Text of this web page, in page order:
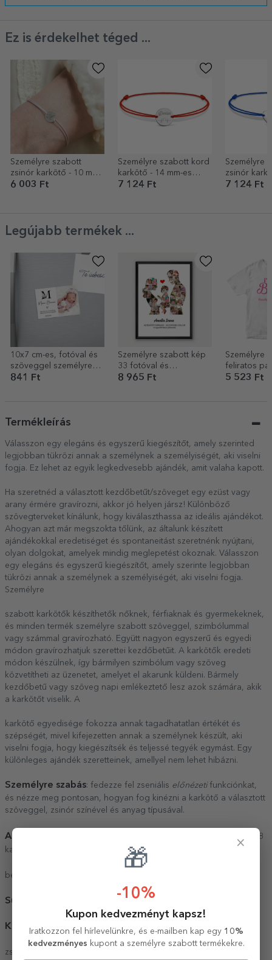
Ez is érdekelhet téged ...
Személyre szabott
zsinór karkötő - 10 mm-
es gyöngy - 925-ös
6 003 Ft
Személyre szabott kord
karkötő - 14 mm-es
gyöngy - 925-ös ezüst -
7 124 Ft
Személyre
zsinór
12x10 mm
7 124 Ft
Legújabb termékek ...
10x7 cm-es, fotóval és
szöveggel személyre
szabott mágnes –
841 Ft
Személyre szabott kép
33 fotóval és
szöveggel – Család
8 965 Ft
Személyre
feliratos
5 523 Ft
Termékleírás
Válasszon egy elegáns és egyszerű kiegészítőt, amely szerinted
legjobban tükrözi annak a személynek a személyiségét, aki viselni
fogja. Ez lehet az egyik legkedvesebb ajándék, amit valaha kapott.
Ha szeretnéd a választott kezdőbetűt/szöveget egy ezüst vagy
arany érmére gravírozni, akkor jó helyen jársz! Különböző
szövegterveket kínálunk, hogy kiválaszthassa az ideális ajándékot.
Ahogyan azt már megszokta tőlünk, az általunk készített
ajándékokkal eredetiséget és spontaneitást szeretnénk nyújtani,
olyan dolgokat, amelyek mindig meglepetést okoznak. Válasszon
egy elegáns és egyszerű kiegészítőt, amely szerinte legjobban
tükrözi annak a személynek a személyiségét, aki viselni fogja.
Személyre
szabott karkötők készíthetők nőknek, férfiaknak és gyermekeknek,
és minden termék személyre szabott szöveggel, szimbólummal
vagy számmal gravírozható. Együtt nagyon egyszerű és egyedi
módon gravírozhatjuk szerettei kezdőbetűit. A karkötők eredeti
módon készülnek, így bármilyen szimbólum vagy szöveg
közvetítheti az üzenetet, amelyet el akarunk küldeni. Bármely
kezdőbetű vagy szöveg napi emlékeztető lesz azok számára, akik
a karkötőt viselik. A
karkötő egyedisége fokozza annak tagadhatatlan értékét és
szépségét, mivel kifejezetten annak a személynek készült, aki
viselni fogja, hogy kiegészítsék és teljessé tegyék egymást. Egy
különleges ajándék szeretteinek, amellyel nem lehet hibázni.
Személyre szabás: fedezze fel zseniális előnézetifunkciónkat,
és nézze meg pontosan, hogyan fog kinézni a karkötő a választott
szöveggel, zsinór színével és anyag típusával.
Anyag
: 925-ös ezüst / 24 karátos sárgaarany bevonatú ezüst / 18
karátos rózsaarany
bevonatú ezüst
Súly
Kapcs : állítható
zsinór
×
🎁
-10%
Kupon kedvezményt kapsz!
Iratkozzon fel hírlevelünkre, és e-mailben kap egy 10%
kedvezményes kupont a személyre szabott termékekre.